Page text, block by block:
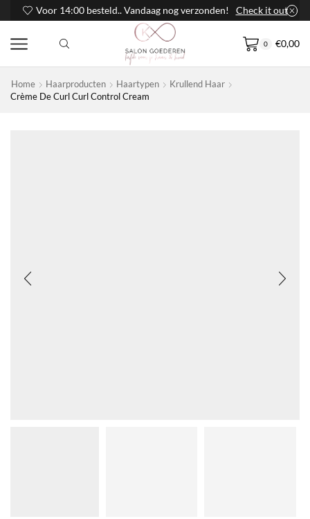
Voor 14:00 besteld.. Vandaag nog verzonden! Check it out
0 €0,00
Home Haarproducten Haartypen
Krullend Haar
Crème De Curl Curl Control Cream